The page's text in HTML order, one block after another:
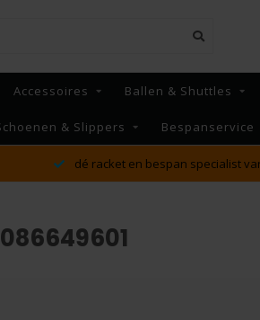
Accessoires Ballen & Shuttles
& Slippers Bespanservice
dé racket en bespan specialist